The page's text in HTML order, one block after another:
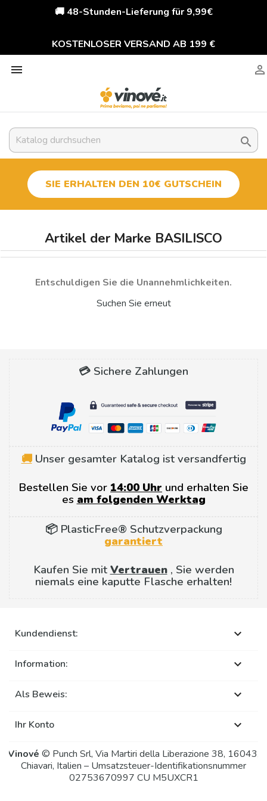
🚚 48-Stunden-Lieferung für 9,99€
KOSTENLOSER VERSAND AB 199 €
 

SIE ERHALTEN DEN 10€ GUTSCHEIN
Artikel der Marke BASILISCO
Entschuldigen Sie die Unannehmlichkeiten.
Suchen Sie erneut
💳 Sichere Zahlungen
🚚Unser gesamter Katalog ist versandfertig
Bestellen Sie vor 14:00 Uhr und erhalten Sie
es am folgenden Werktag
📦 PlasticFree® Schutzverpackung
garantiert
Kaufen Sie mit Vertrauen, Sie werden
niemals eine kaputte Flasche erhalten!
Kundendienst: 
Information: 
Als Beweis: 
Ihr Konto 
Vinové © Punch Srl, Via Martiri della Liberazione 38, 16043,
Chiavari, Italien – Umsatzsteuer-Identifikationsnummer
02753670997 CU M5UXCR1